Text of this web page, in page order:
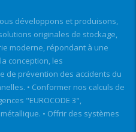
développons et produisons,
originales de stockage,
moderne, répondant à une
conception, les
de prévention des accidents du
• Conformer nos calculs de
"EUROCODE 3",
• Offrir des systèmes